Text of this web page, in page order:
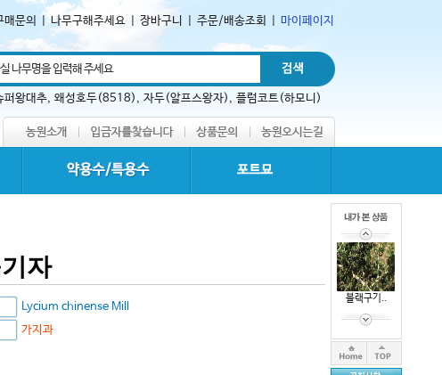
매문의 나무구해주세요 장바구니 주문/배송조회 마이페이지
퍼왕대추, 왜성호두(8518) , 자두(알프스왕자) , 플럼코트(하모니)
자
Lycium chinense Mill
가지과
블랙구기..